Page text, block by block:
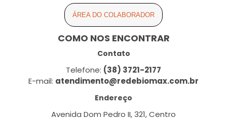
ÁREA DO COLABORADOR
COMO NOS ENCONTRAR
Contato
Telefone: (38) 3721-2177
E-mail: atendimento@redebiomax.com.br
Endereço
Avenida Dom Pedro II, 321, Centro